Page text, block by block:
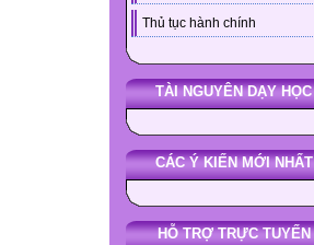
Thủ tục hành chính
TÀI NGUYÊN DẠY HỌC
CÁC Ý KIẾN MỚI NHẤT
HỖ TRỢ TRỰC TUYẾN